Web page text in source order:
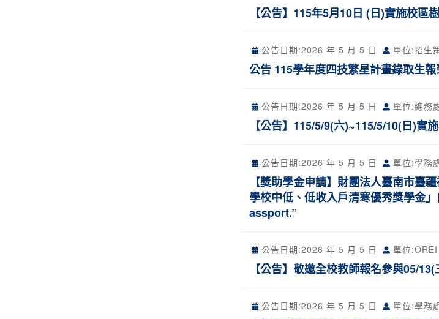
【公告】115年5月10日 (日)實施校區
公告日期:2026 年 5 月 5 日 單位:招生
公告 115學年度四技繁星計畫錄取生報
公告日期:2026 年 5 月 5 日 單位:總務
【公告】115/5/9(六)~115/5/10(日)實
公告日期:2026 年 5 月 5 日 單位:學務
【獎助學金申請】財團法人臺南市臺
學校中低、低收入戶清寒優秀獎學金
assport.”
公告日期:2026 年 5 月 5 日 單位:OREI
【公告】敬邀全校教師報名參與05/
公告日期:2026 年 5 月 5 日 單位:學務